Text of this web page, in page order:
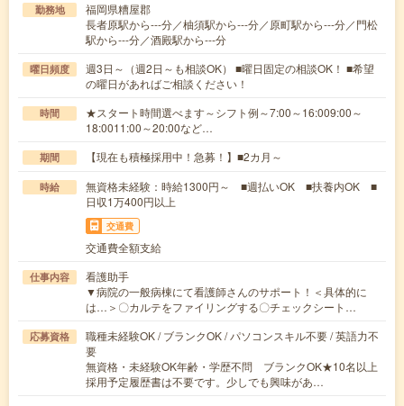
勤務地
福岡県糟屋郡
長者原駅から---分／柚須駅から---分／原町駅から---分／門松
駅から---分／酒殿駅から---分
曜日頻度
週3日～（週2日～も相談OK） ■曜日固定の相談OK！ ■希望
の曜日があればご相談ください！
時間
★スタート時間選べます～シフト例～7:00～16:009:00～
18:0011:00～20:00など…
期間 【現在も積極採用中！急募！】■2カ月～
時給
無資格未経験：時給1300円～ ■週払いOK ■扶養内OK ■
日収1万400円以上
交通費
交通費全額支給
仕事内容
看護助手
▼病院の一般病棟にて看護師さんのサポート！＜具体的に
は…＞〇カルテをファイリングする〇チェックシート…
応募資格
職種未経験OK / ブランクOK / パソコンスキル不要 / 英語力不
要
無資格・未経験OK年齢・学歴不問 ブランクOK★10名以上
採用予定履歴書は不要です。少しでも興味があ…